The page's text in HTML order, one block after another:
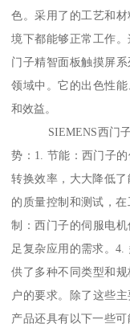
色。采用了的工艺和
境下都能够正常工作
门子精智面板触摸屏
领域中。它的出色性
和效益。
SIEMENS西门子伺
势：1. 节能：西门子
转换效率，大大降低
的质量控制和测试，
制：西门子的伺服电
足复杂应用的需求。4.
供了多种不同类型和
户的要求。除了这些
产品还具有以下一些